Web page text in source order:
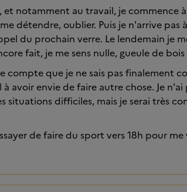
et notamment au travail, je commence
détendre, oublier. Puis je n'arrive
du prochain verre. Le lendemain je
fait, je me sens nulle, gueule de
compte que je ne sais pas finalement
avoir envie de faire autre chose. Je
situations difficiles, mais je serai très
de faire du sport vers 18h pour